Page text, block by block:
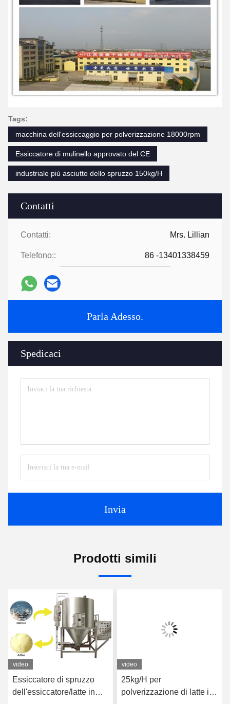
Contatti
Contatti: Mrs. Lillian
Telefono:: 86 -13401338459
Parla Adesso.
Spedicaci
Invia
Tags:
macchina dell'essiccaggio per polverizzazione 18000rpm
Essiccatore di mulinello approvato del CE
industriale più asciutto dello spruzzo 150kg/H
Prodotti simili
video
25kg/H per
polverizzazione di latte in
video
ISO9001 ha certificato la
piccola macchina